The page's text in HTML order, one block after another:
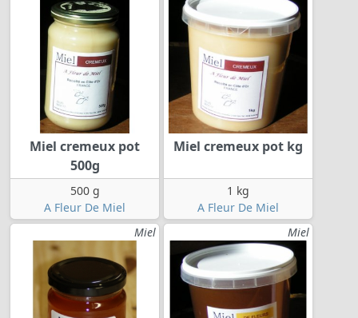
Miel cremeux pot
500g
500 g
A Fleur De Miel
Miel cremeux pot kg
1 kg
A Fleur De Miel
Miel
Miel